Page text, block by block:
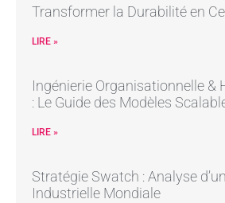
Transformer la Durabilité en
LIRE »
Ingénierie Organisationnelle &
: Le Guide des Modèles
LIRE »
Stratégie Swatch : Analyse
Industrielle Mondiale